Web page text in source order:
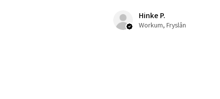
Hinke P.
Workum, Fryslân